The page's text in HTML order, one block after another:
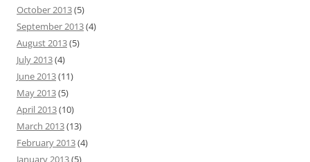
October 2013(5)
September 2013(4)
August 2013(5)
July 2013(4)
June 2013(11)
May 2013(5)
April 2013(10)
March 2013(13)
February 2013(4)
January 2013(5)